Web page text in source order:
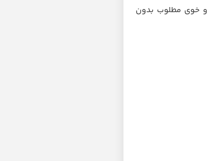
و خوی مطلوب بدون